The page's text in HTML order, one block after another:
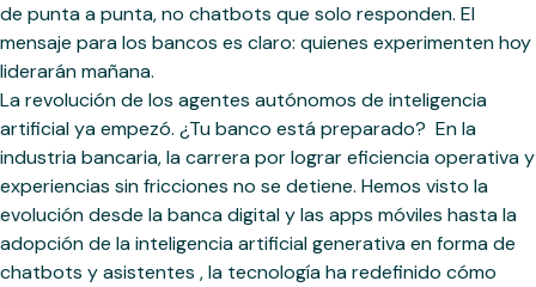
de punta a punta, no chatbots que solo responden. El
mensaje para los bancos es claro: quienes experimenten hoy
liderarán mañana.
La revolución de los agentes autónomos de inteligencia
artificial ya empezó. ¿Tu banco está preparado? ‍ En la
industria bancaria, la carrera por lograr eficiencia operativa y
experiencias sin fricciones no se detiene. Hemos visto la
evolución desde la banca digital y las apps móviles hasta la
adopción de la inteligencia artificial generativa en forma de
chatbots y asistentes , la tecnología ha redefinido cómo